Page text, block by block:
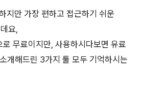
지만 가장 편하고 접근하기 쉬운
요,
무료이지만, 사용하시다보면 유료
개해드린 3가지 툴 모두 기억하시는